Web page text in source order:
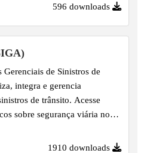
596 downloads
de Sinistros de
integra e gerencia
de trânsito. Acesse
sobre segurança viária no
ZIP é atualizado
CSV que consolidam e
1910 downloads